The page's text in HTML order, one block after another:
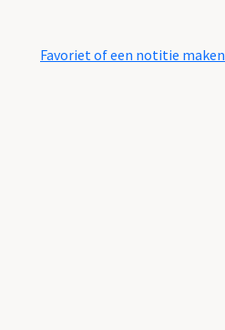
Favoriet of een notitie maken